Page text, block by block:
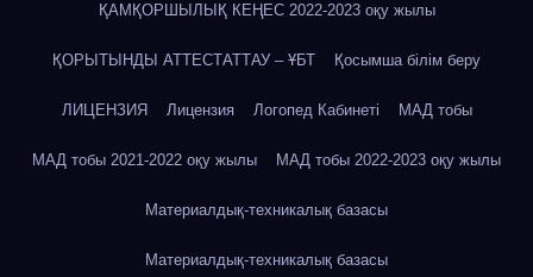
ҚАМҚОРШЫЛЫҚ КЕҢЕС 2022-2023 оқу жылы
ҚОРЫТЫНДЫ АТТЕСТАТТАУ – ҰБТ Қосымша білім беру
ЛИЦЕНЗИЯ Лицензия Логопед Кабинеті МАД тобы
МАД тобы 2021-2022 оқу жылы МАД тобы 2022-2023 оқу жылы
Материалдық-техникалық базасы
Материалдық-техникалық базасы